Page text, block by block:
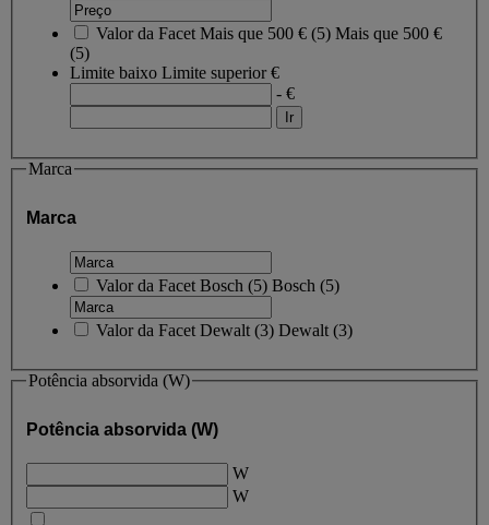
Valor da Facet Mais que 500 € (5) Mais que 500 €
(5)
Limite baixo Limite superior€
- €
Marca
Marca
Valor da Facet Bosch (5) Bosch (5)
Valor da Facet Dewalt (3) Dewalt (3)
Potência absorvida (W)
Potência absorvida (W)
W
W